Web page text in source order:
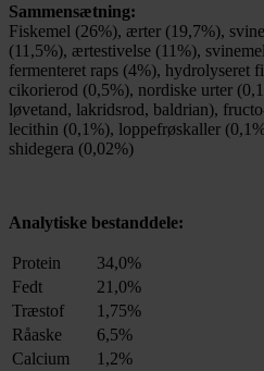
Sammensætning:
Fiskemel (26%), ærter (19,7%),
(11,5%), ærtestivelse (11%),
fermenteret raps (4%), hydrolyseret
cikorierod (0,5%), nordiske urter
løvetand, lakridsrod, baldrian),
lecithin (0,1%), loppefrøskaller
shidegera (0,02%)
Analytiske bestanddele:
Protein
34,0%
Fedt
21,0%
Træstof
1,75%
Råaske
6,5%
Calcium
1,2%